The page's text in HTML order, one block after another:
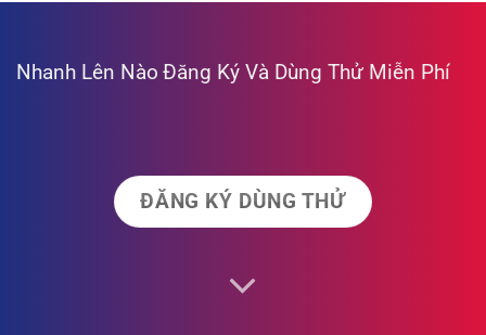
Nhanh Lên Nào Đăng Ký Và Dùng Thử Miễn Phí
ĐĂNG KÝ DÙNG THỬ